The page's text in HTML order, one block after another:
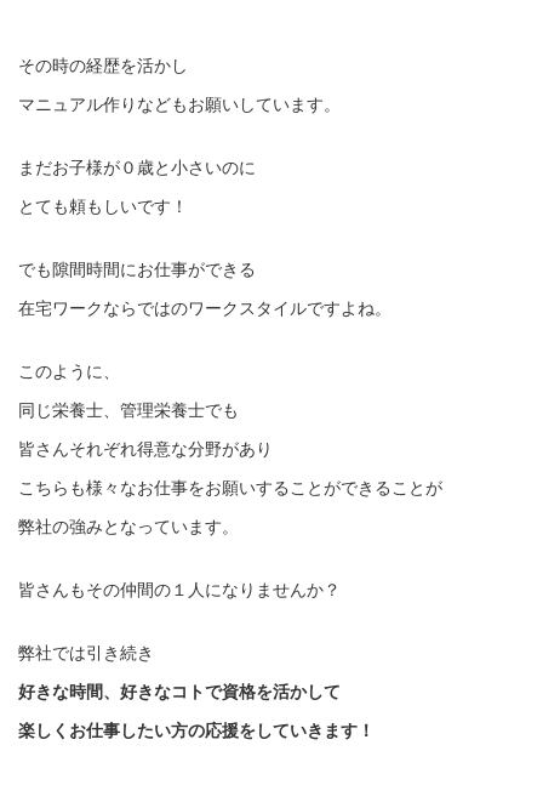
その時の経歴を活かし
マニュアル作りなどもお願いしています。
まだお子様が０歳と小さいのに
とても頼もしいです！
でも隙間時間にお仕事ができる
在宅ワークならではのワークスタイルですよね。
このように、
同じ栄養士、管理栄養士でも
皆さんそれぞれ得意な分野があり
こちらも様々なお仕事をお願いすることができることが
弊社の強みとなっています。
皆さんもその仲間の１人になりませんか？
弊社では引き続き
好きな時間、好きなコトで資格を活かして
楽しくお仕事したい方の応援をしていきます！